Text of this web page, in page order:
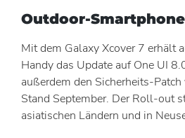
Outdoor-
Mit dem Galaxy Xcover 7 erhält
Handy das Update auf One UI
außerdem den Sicherheits-
Stand September. Der Roll-out
asiatischen Ländern und in